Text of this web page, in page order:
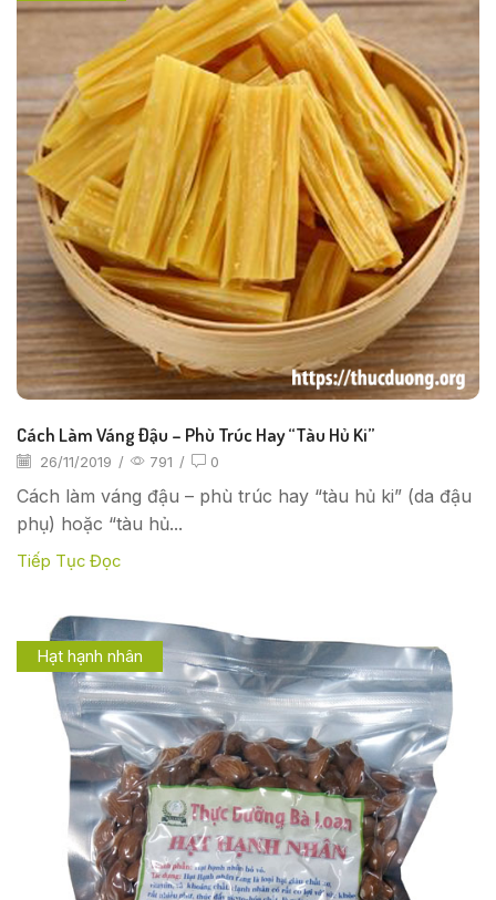
Cách Làm Váng Đậu – Phù Trúc Hay “tàu Hủ Ki”
26/11/2019 / 791 / 0
Cách làm váng đậu – phù trúc hay “tàu hủ ki” (da đậu
phụ) hoặc “tàu hủ...
Tiếp Tục Đọc
Hạt hạnh nhân